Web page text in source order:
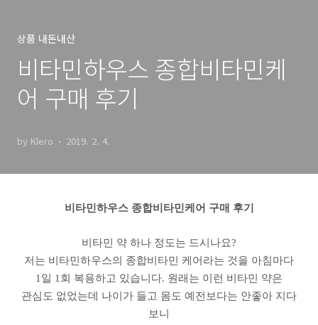
상품 내돈내산
비타민하우스 종합비타민케
어 구매 후기
by Klero 2019. 2. 4.
비타민하우스 종합비타민케어 구매 후기
비타민 약 하나 정도는 드시나요?
저는 비타민하우스의 종합비타민 케어라는 것을 아침마다
1일 1회 복용하고 있습니다. 원래는 이런 비타민 약은
관심도 없었는데 나이가 들고 몸도 예전보다는 안좋아 지다
보니